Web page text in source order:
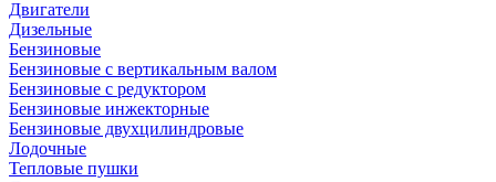
Двигатели
Дизельные
Бензиновые
Бензиновые с вертикальным валом
Бензиновые с редуктором
Бензиновые инжекторные
Бензиновые двухцилиндровые
Лодочные
Тепловые пушки